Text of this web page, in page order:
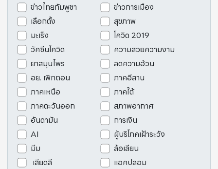
ข่าวไทยกัมพูชา
ข่าวการเมือง
เลือกตั้ง
สุขภาพ
มะเร็ง
โควิด 2019
วัคซีนโควิด
ความสวยความงาม
ยาสมุนไพร
ลดความอ้วน
อย. เพิกถอน
ภาคอีสาน
ภาคเหนือ
ภาคใต้
ภาคตะวันออก
สภาพอากาศ
อันดามัน
การเงิน
AI
ผู้บริโภคเฝ้าระวัง
มีม
ล้อเลียน
เสียดสี
แอคปลอม